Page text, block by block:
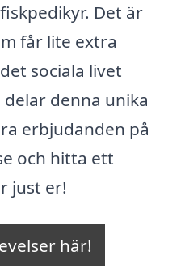
Det är
får lite extra
sociala livet
denna unika
erbjudanden på
och hitta ett
just er!
här!